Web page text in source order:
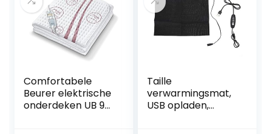
Comfortabele
Beurer elektrische
onderdeken UB 90,
Taille
verwarmingsmat,
USB opladen,